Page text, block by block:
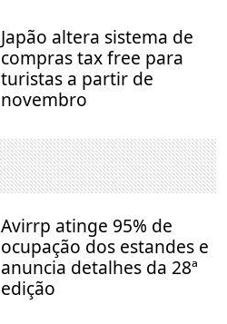
Japão altera sistema de
compras tax free para
turistas a partir de
novembro
Avirrp atinge 95% de
ocupação dos estandes e
anuncia detalhes da 28ª
edição